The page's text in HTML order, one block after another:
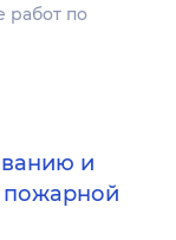
работ по
и
пожарной